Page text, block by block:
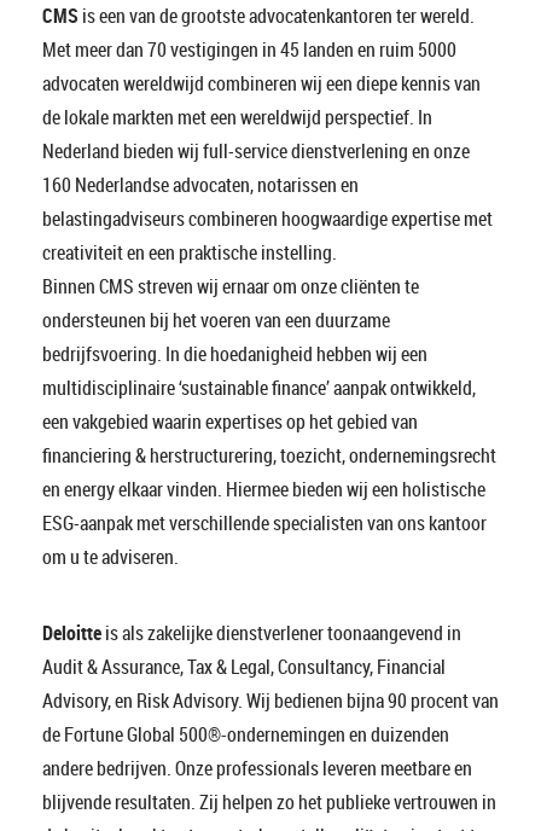
CMS is een van de grootste advocatenkantoren ter wereld.
Met meer dan 70 vestigingen in 45 landen en ruim 5000
advocaten wereldwijd combineren wij een diepe kennis van
de lokale markten met een wereldwijd perspectief. In
Nederland bieden wij full-service dienstverlening en onze
160 Nederlandse advocaten, notarissen en
belastingadviseurs combineren hoogwaardige expertise met
creativiteit en een praktische instelling.
Binnen CMS streven wij ernaar om onze cliënten te
ondersteunen bij het voeren van een duurzame
bedrijfsvoering. In die hoedanigheid hebben wij een
multidisciplinaire ‘sustainable finance’ aanpak ontwikkeld,
een vakgebied waarin expertises op het gebied van
financiering & herstructurering, toezicht, ondernemingsrecht
en energy elkaar vinden. Hiermee bieden wij een holistische
ESG-aanpak met verschillende specialisten van ons kantoor
om u te adviseren.
Deloitteis als zakelijke dienstverlener toonaangevend in
Audit & Assurance, Tax & Legal, Consultancy, Financial
Advisory, en Risk Advisory. Wij bedienen bijna 90 procent van
de Fortune Global 500®-ondernemingen en duizenden
andere bedrijven. Onze professionals leveren meetbare en
blijvende resultaten. Zij helpen zo het publieke vertrouwen in